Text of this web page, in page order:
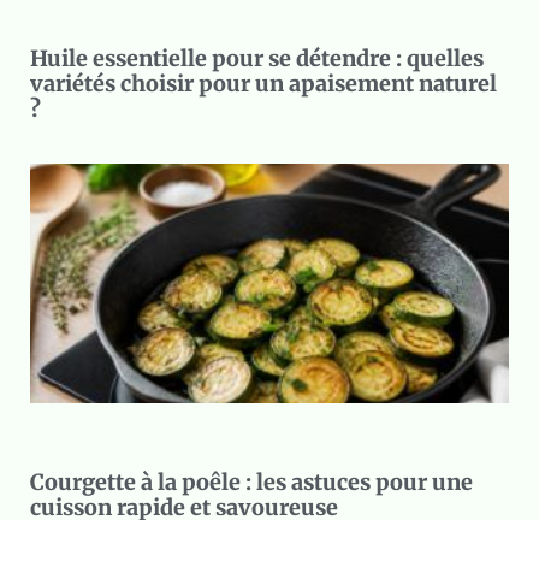
Huile essentielle pour se détendre : quelles
variétés choisir pour un apaisement naturel
?
Courgette à la poêle : les astuces pour une
cuisson rapide et savoureuse